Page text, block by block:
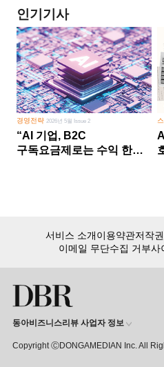
인기기사
경영전략 2026년 5월 Issue 2
“AI 기업, B2C
구독요금제로는 수익 한계
서비스 소개이용약관저작
이메일 무단수집 거부사
동아비즈니스리뷰 사업자 정보
Copyright ⒸDONGAMEDIAN Inc. All